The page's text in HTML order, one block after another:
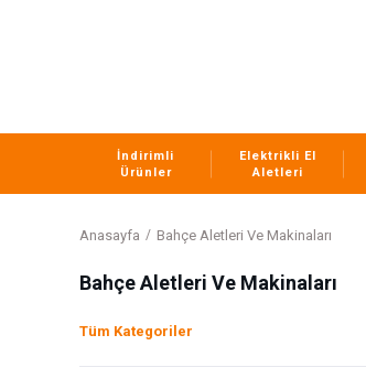
İndirimli
Ürünler
Elektrikli El
Aletleri
Anasayfa Bahçe Aletleri Ve Makinaları
Bahçe Aletleri Ve Makinaları
Tüm Kategoriler